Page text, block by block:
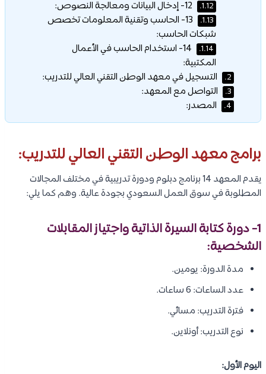
1.12.
1.13.
13- الحاسب وتقنية المعلومات تخصص
شبكات الحاسب:
1.14.
14- استخدام الحاسب في الأعمال
المكتبية:
2. التسجيل في معهد الوطن التقني العالي للتدريب:
3. التواصل مع المعهد:
4. المصدر:
برامج معهد الوطن التقني العالي للتدريب:
يقدم المعهد 14 برنامج دبلوم ودورة تدريبية في مختلف المجالات
المطلوبة في سوق العمل السعودي بجودة عالية. وهم كما يلي:
1- دورة كتابة السيرة الذاتية واجتياز المقابلات
الشخصية:
مدة الدورة: يومين.
عدد الساعات: 6 ساعات.
فترة التدريب: مسائي.
نوع التدريب: أونلاين.
اليوم الأول: